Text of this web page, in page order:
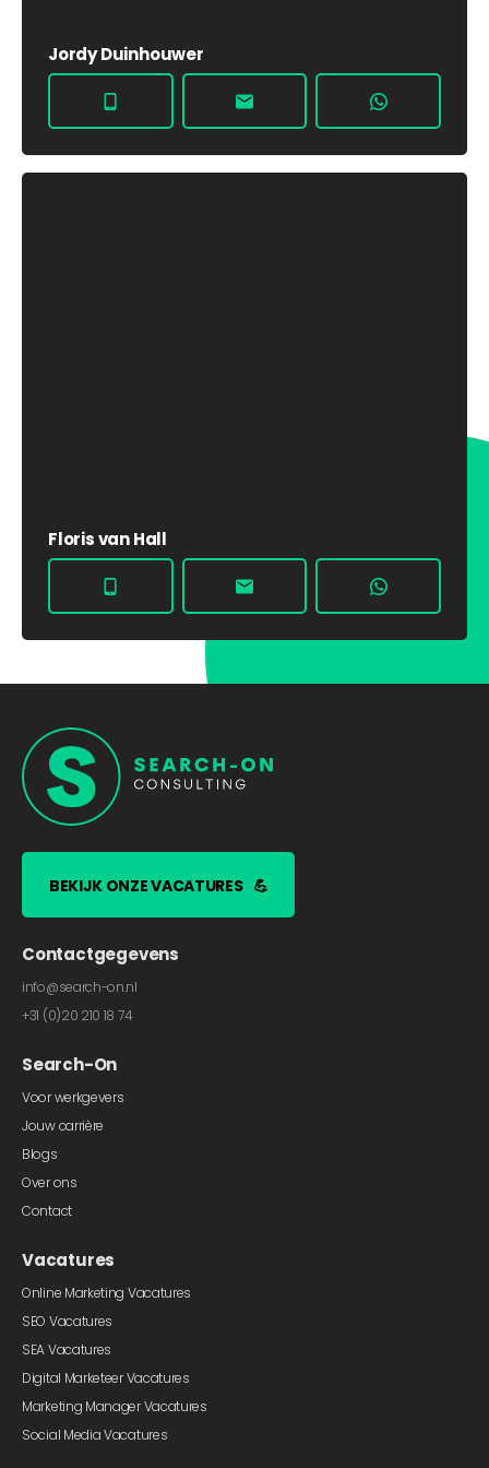
Jordy Duinhouwer
Floris van Hall
BEKIJK ONZE VACATURES 💪
Contactgegevens
info@search-on.nl
+31 (0)20 210 18 74
Search-On
Voor werkgevers
Jouw carrière
Blogs
Over ons
Contact
Vacatures
Online Marketing Vacatures
SEO Vacatures
SEA Vacatures
Digital Marketeer Vacatures
Marketing Manager Vacatures
Social Media Vacatures